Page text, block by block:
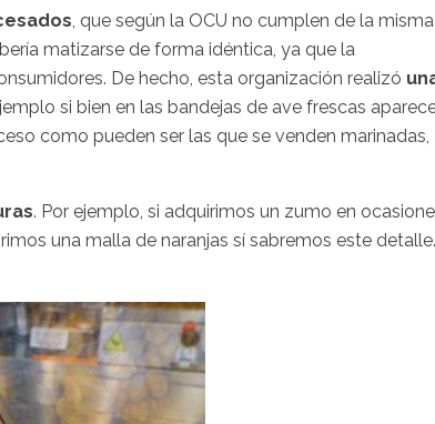
, que según la OCU no cumplen de la misma
matizarse de forma idéntica, ya que la
De hecho, esta organización realizó
si bien en las bandejas de ave frescas
como pueden ser las que se venden marinadas,
. Por ejemplo, si adquirimos un zumo en
una malla de naranjas sí sabremos este